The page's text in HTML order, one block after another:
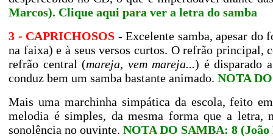
Marcos). Clique aqui para ver a letra do samba
3 - CAPRICHOSOS - Excelente samba, apesar do
na faixa) e à seus versos curtos. O refrão principal,
refrão central (mareja, vem mareja...) é disparado
conduz bem um samba bastante animado. NOTA
Mais uma marchinha simpática da escola, feito
melodia é simples, da mesma forma que a letra,
sonolência no ouvinte. NOTA DO SAMBA: 8